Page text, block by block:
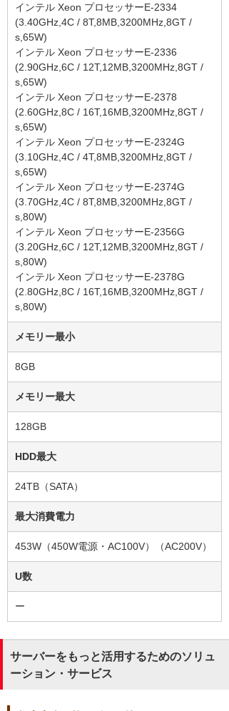
インテル Xeon プロセッサーE-2334
(3.40GHz,4C / 8T,8MB,3200MHz,8GT /
s,65W)
インテル Xeon プロセッサーE-2336
(2.90GHz,6C / 12T,12MB,3200MHz,8GT /
s,65W)
インテル Xeon プロセッサーE-2378
(2.60GHz,8C / 16T,16MB,3200MHz,8GT /
s,65W)
インテル Xeon プロセッサーE-2324G
(3.10GHz,4C / 4T,8MB,3200MHz,8GT /
s,65W)
インテル Xeon プロセッサーE-2374G
(3.70GHz,4C / 8T,8MB,3200MHz,8GT /
s,80W)
インテル Xeon プロセッサーE-2356G
(3.20GHz,6C / 12T,12MB,3200MHz,8GT /
s,80W)
インテル Xeon プロセッサーE-2378G
(2.80GHz,8C / 16T,16MB,3200MHz,8GT /
s,80W)
メモリー最小
8GB
メモリー最大
128GB
HDD最大
24TB（SATA）
最大消費電力
453W（450W電源・AC100V）（AC200V）
U数
ー
サーバーをもっと活用するためのソリュ
ーション・サービス